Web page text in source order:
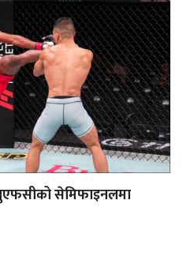
युएफसीको सेमिफाइनलमा